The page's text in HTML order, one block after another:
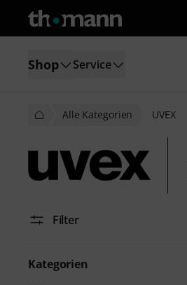
Shop Service
Alle Kategorien UVEX
Filter
Kategorien